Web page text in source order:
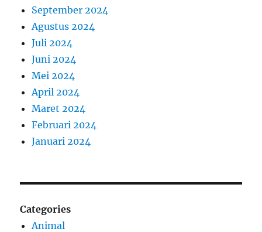
September 2024
Agustus 2024
Juli 2024
Juni 2024
Mei 2024
April 2024
Maret 2024
Februari 2024
Januari 2024
Categories
Animal